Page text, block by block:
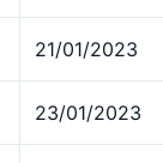
21/01/2023
23/01/2023